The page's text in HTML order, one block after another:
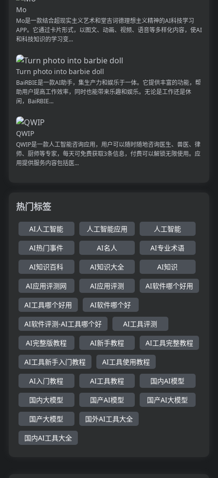
Mo
Mo是一款结合超现实主义艺术和堂吉诃德理想主义精神的AI科技学习
APP。它通过卡片形式，以图文、动画、视频、语音等多样化内容，使AI
和科技知识的学习变...
Turn photo into barbie doll
BaiRBIE是一款AI助手，集生产力和娱乐于一体。它提供丰富的功能，帮
助用户提高工作效率，同时也能带来乐趣和娱乐。无论是工作还是休
闲，BaiRBIE...
QWIP
QWIP是一款人工智能咨询应用，用户可以随时随地咨询医生、兽医、律
师、厨师等专家，每天可免费获取3条信息，付费可以解锁无限使用。应
用提供服务内容包括医...
热门标签
AI人工智能 人工智能应用 人工智能
AI热门事件 AI名人 AI专业术语
AI知识百科 AI知识大全 AI知识
AI应用评测网 AI应用评测 AI软件哪个好用
AI工具哪个好用 AI软件哪个好
AI软件评测-AI工具哪个好 AI工具评测
AI完整版教程 AI新手教程 AI工具完整教程
AI工具新手入门教程 AI工具使用教程
AI入门教程 AI工具教程 国内AI模型
国内大模型 国产AI模型 国产AI大模型
国产大模型 国外AI工具大全
国内AI工具大全